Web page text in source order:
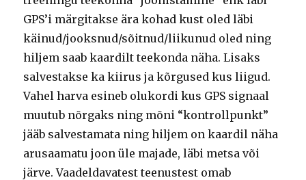
GPS’i märgitakse ära kohad kust oled läbi
käinud/jooksnud/sõitnud/liikunud oled ning
hiljem saab kaardilt teekonda näha. Lisaks
salvestakse ka kiirus ja kõrgused kus liigud.
Vahel harva esineb olukordi kus GPS signaal
muutub nõrgaks ning mõni “kontrollpunkt”
jääb salvestamata ning hiljem on kaardil näha
arusaamatu joon üle majade, läbi metsa või
järve. Vaadeldavatest teenustest omab